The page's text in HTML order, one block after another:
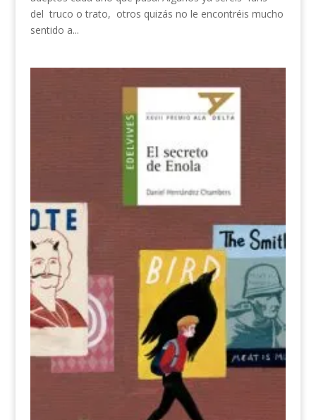
del truco o trato, otros quizás no le encontréis mucho
sentido a...